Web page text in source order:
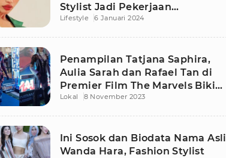
Stylist Jadi Pekerjaan
Menjanjikan
Lifestyle 6 Januari 2024
Penampilan Tatjana Saphira,
Aulia Sarah dan Rafael Tan di
Premier Film The Marvels Bikin
Pangling
Lokal 8 November 2023
Ini Sosok dan Biodata Nama Asli
Wanda Hara, Fashion Stylist